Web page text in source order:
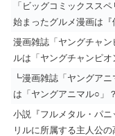
「ビッグコミックスス
始まったグルメ漫画は
漫画雑誌「ヤングチャ
ルは「ヤングチャンピオ
┗漫画雑誌「ヤングア
は「ヤングアニマル○」？
小説『フルメタル・パ
リルに所属する主人公